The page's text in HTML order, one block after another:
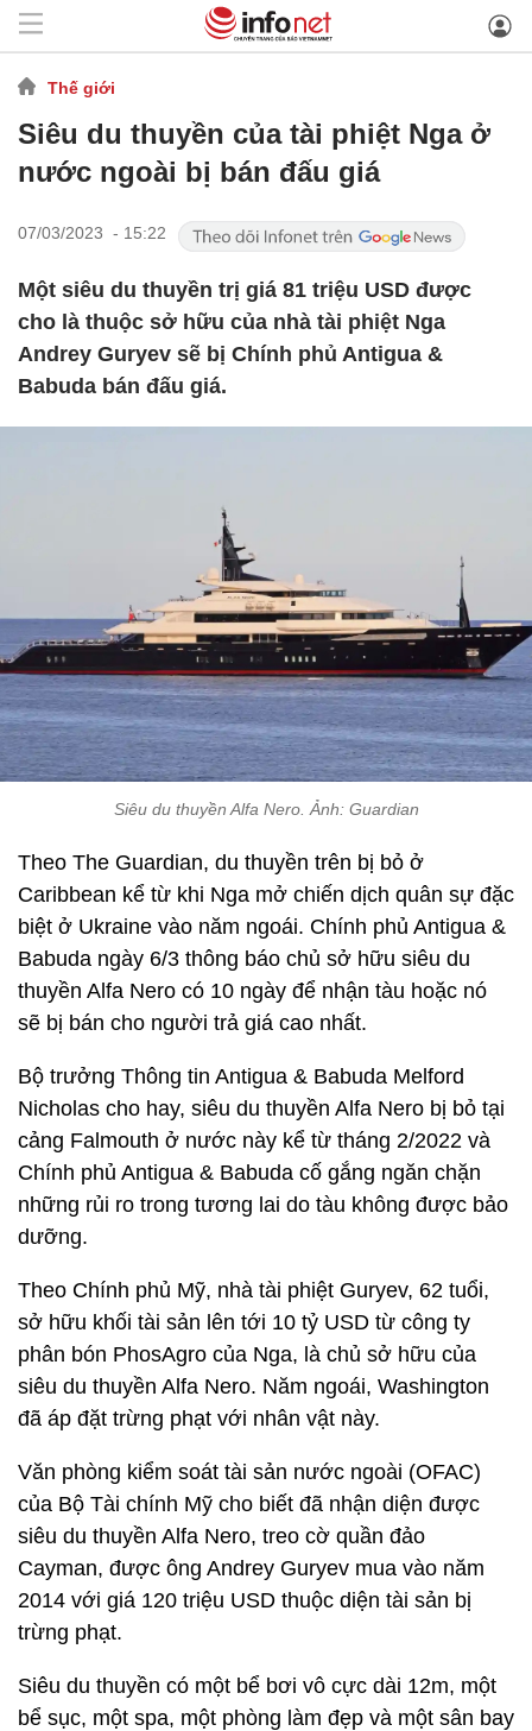
Thế giới
Siêu du thuyền của tài phiệt Nga ở
nước ngoài bị bán đấu giá
07/03/2023 - 15:22
Một siêu du thuyền trị giá 81 triệu USD được
cho là thuộc sở hữu của nhà tài phiệt Nga
Andrey Guryev sẽ bị Chính phủ Antigua &
Babuda bán đấu giá.
Siêu du thuyền Alfa Nero. Ảnh: Guardian
Theo The Guardian, du thuyền trên bị bỏ ở
Caribbean kể từ khi Nga mở chiến dịch quân sự đặc
biệt ở Ukraine vào năm ngoái. Chính phủ Antigua &
Babuda ngày 6/3 thông báo chủ sở hữu siêu du
thuyền Alfa Nero có 10 ngày để nhận tàu hoặc nó
sẽ bị bán cho người trả giá cao nhất.
Bộ trưởng Thông tin Antigua & Babuda Melford
Nicholas cho hay, siêu du thuyền Alfa Nero bị bỏ tại
cảng Falmouth ở nước này kể từ tháng 2/2022 và
Chính phủ Antigua & Babuda cố gắng ngăn chặn
những rủi ro trong tương lai do tàu không được bảo
dưỡng.
Theo Chính phủ Mỹ, nhà tài phiệt Guryev, 62 tuổi,
sở hữu khối tài sản lên tới 10 tỷ USD từ công ty
phân bón PhosAgro của Nga, là chủ sở hữu của
siêu du thuyền Alfa Nero. Năm ngoái, Washington
đã áp đặt trừng phạt với nhân vật này.
Văn phòng kiểm soát tài sản nước ngoài (OFAC)
của Bộ Tài chính Mỹ cho biết đã nhận diện được
siêu du thuyền Alfa Nero, treo cờ quần đảo
Cayman, được ông Andrey Guryev mua vào năm
2014 với giá 120 triệu USD thuộc diện tài sản bị
trừng phạt.
Siêu du thuyền có một bể bơi vô cực dài 12m, một
bể sục, một spa, một phòng làm đẹp và một sân bay